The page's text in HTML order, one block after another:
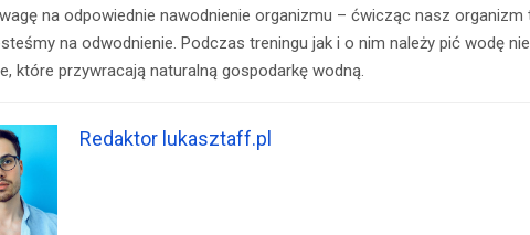
na odpowiednie nawodnienie organizmu – ćwicząc nasz
na odwodnienie. Podczas treningu jak i o nim należy pić wodę
które przywracają naturalną gospodarkę wodną.
Redaktor lukasztaff.pl